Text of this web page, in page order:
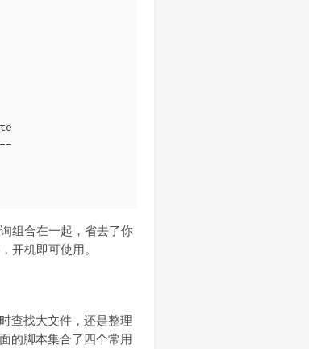
组合在一起，省去了你
开机即可使用。
查找大文件，还是整理
的脚本集合了四个常用